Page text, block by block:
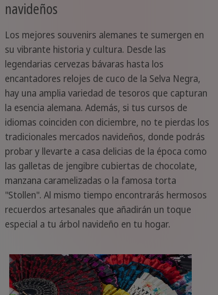
navideños
Los mejores souvenirs alemanes te sumergen en
su vibrante historia y cultura. Desde las
legendarias cervezas bávaras hasta los
encantadores relojes de cuco de la Selva Negra,
hay una amplia variedad de tesoros que capturan
la esencia alemana. Además, si tus cursos de
idiomas coinciden con diciembre, no te pierdas los
tradicionales mercados navideños, donde podrás
probar y llevarte a casa delicias de la época como
las galletas de jengibre cubiertas de chocolate,
manzana caramelizadas o la famosa torta
"Stollen". Al mismo tiempo encontrarás hermosos
recuerdos artesanales que añadirán un toque
especial a tu árbol navideño en tu hogar.